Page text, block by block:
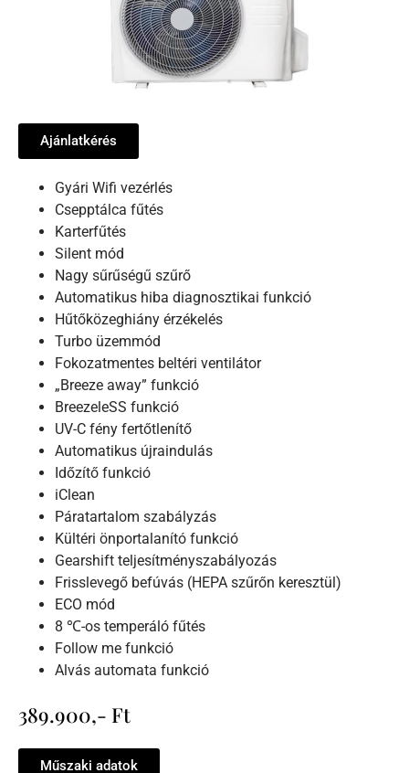
Ajánlatkérés
Gyári Wifi vezérlés
Csepptálca fűtés
Karterfűtés
Silent mód
Nagy sűrűségű szűrő
Automatikus hiba diagnosztikai funkció
Hűtőközeghiány érzékelés
Turbo üzemmód
Fokozatmentes beltéri ventilátor
„Breeze away” funkció
BreezeleSS funkció
UV-C fény fertőtlenítő
Automatikus újraindulás
Időzítő funkció
iClean
Páratartalom szabályzás
Kültéri önportalanító funkció
Gearshift teljesítményszabályozás
Frisslevegő befúvás (HEPA szűrőn keresztül)
ECO mód
8 ℃-os temperáló fűtés
Follow me funkció
Alvás automata funkció
389.900,- Ft
Műszaki adatok